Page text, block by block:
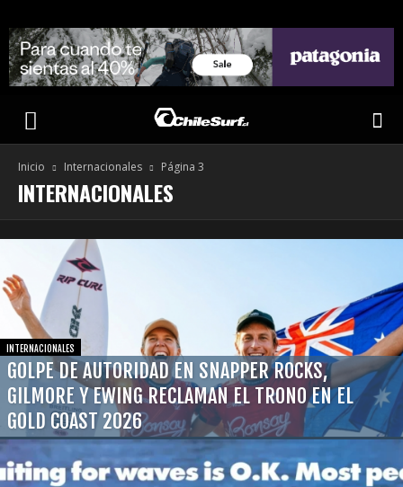
Inicio Internacionales Página 3
INTERNACIONALES
INTERNACIONALES
GOLPE DE AUTORIDAD EN SNAPPER ROCKS,
GILMORE Y EWING RECLAMAN EL TRONO EN EL
GOLD COAST 2026